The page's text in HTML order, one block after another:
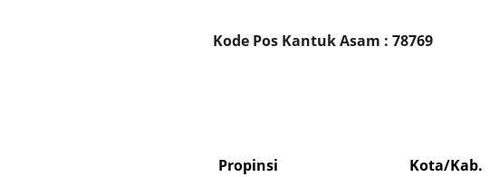
Kode Pos Kantuk Asam : 78769
Propinsi Kota/Kab.